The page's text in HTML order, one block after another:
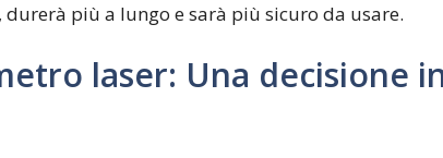
più a lungo e sarà più sicuro da usare.
laser: Una decisione